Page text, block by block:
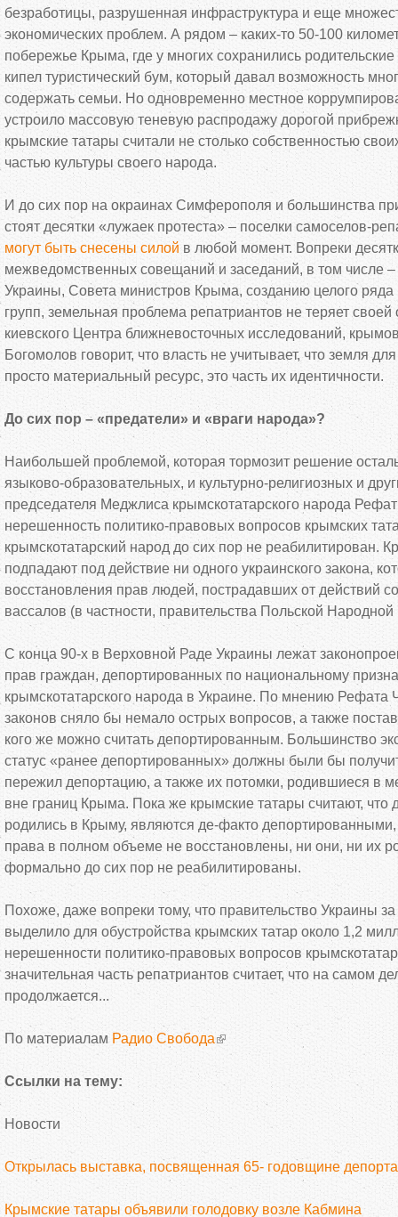
безработицы, разрушенная инфраструктура и еще
экономических проблем. А рядом – каких-то 50-100
побережье Крыма, где у многих сохранились
кипел туристический бум, который давал возможность
содержать семьи. Но одновременно местное
устроило массовую теневую распродажу дорогой
крымские татары считали не столько собственностью
частью культуры своего народа.
И до сих пор на окраинах Симферополя и большинства
стоят десятки «лужаек протеста» – поселки самоселов-
могут быть снесены силой в любой момент. Вопреки
межведомственных совещаний и заседаний, в том числе
Украины, Совета министров Крыма, созданию целого ряда
групп, земельная проблема репатриантов не теряет
киевского Центра ближневосточных исследований,
Богомолов говорит, что власть не учитывает, что земля
просто материальный ресурс, это часть их идентичности.
До сих пор – «предатели» и «враги народа»?
Наибольшей проблемой, которая тормозит решение
языково-образовательных, и культурно-религиозных и
председателя Меджлиса крымскотатарского народа
нерешенность политико-правовых вопросов крымских
крымскотатарский народ до сих пор не реабилитирован.
подпадают под действие ни одного украинского закона,
восстановления прав людей, пострадавших от действий
вассалов (в частности, правительства Польской Народной
С конца 90-х в Верховной Раде Украины лежат
прав граждан, депортированных по национальному
крымскотатарского народа в Украине. По мнению Рефата
законов сняло бы немало острых вопросов, а также
кого же можно считать депортированным. Большинство
статус «ранее депортированных» должны были бы
пережил депортацию, а также их потомки, родившиеся в
вне границ Крыма. Пока же крымские татары считают, что
родились в Крыму, являются де-факто депортированными,
права в полном объеме не восстановлены, ни они, ни их
формально до сих пор не реабилитированы.
Похоже, даже вопреки тому, что правительство Украины
выделило для обустройства крымских татар около 1,2
нерешенности политико-правовых вопросов
значительная часть репатриантов считает, что на самом
продолжается...
По материалам Радио Свобода
Ссылки на тему:
Новости
Открылась выставка, посвященная 65- годовщине
Крымские татары объявили голодовку возле Кабмина